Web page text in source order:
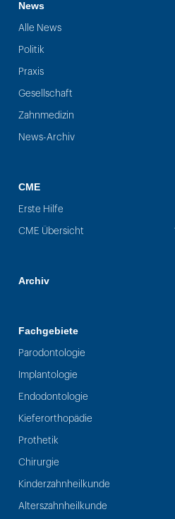
News
Alle News
Politik
Praxis
Gesellschaft
Zahnmedizin
News-Archiv
CME
Erste Hilfe
CME Übersicht
Archiv
Fachgebiete
Parodontologie
Implantologie
Endodontologie
Kieferorthopädie
Prothetik
Chirurgie
Kinderzahnheilkunde
Alterszahnheilkunde